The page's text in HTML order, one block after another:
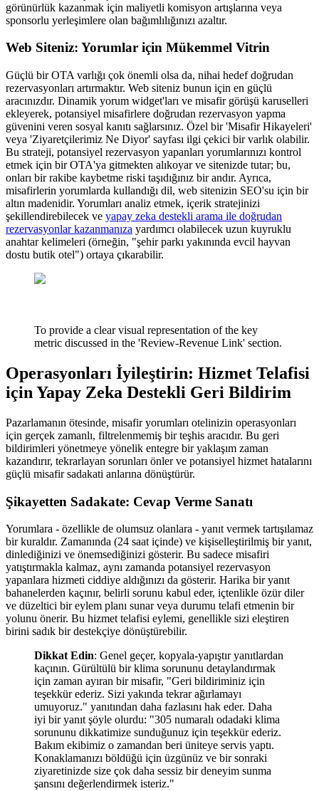
görünürlük kazanmak için maliyetli komisyon artışlarına veya
sponsorlu yerleşimlere olan bağımlılığınızı azaltır.
Web Siteniz: Yorumlar için Mükemmel Vitrin
Güçlü bir OTA varlığı çok önemli olsa da, nihai hedef doğrudan
rezervasyonları artırmaktır. Web siteniz bunun için en güçlü
aracınızdır. Dinamik yorum widget'ları ve misafir görüşü karuselleri
ekleyerek, potansiyel misafirlere doğrudan rezervasyon yapma
güvenini veren sosyal kanıtı sağlarsınız. Özel bir 'Misafir Hikayeleri'
veya 'Ziyaretçilerimiz Ne Diyor' sayfası ilgi çekici bir varlık olabilir.
Bu strateji, potansiyel rezervasyon yapanları yorumlarınızı kontrol
etmek için bir OTA'ya gitmekten alıkoyar ve sitenizde tutar; bu,
onları bir rakibe kaybetme riski taşıdığınız bir andır. Ayrıca,
misafirlerin yorumlarda kullandığı dil, web sitenizin SEO'su için bir
altın madenidir. Yorumları analiz etmek, içerik stratejinizi
şekillendirebilecek ve yapay zeka destekli arama ile doğrudan
rezervasyonlar kazanmanıza yardımcı olabilecek uzun kuyruklu
anahtar kelimeleri (örneğin, "şehir parkı yakınında evcil hayvan
dostu butik otel") ortaya çıkarabilir.
To provide a clear visual representation of the key
metric discussed in the 'Review-Revenue Link' section.
Operasyonları İyileştirin: Hizmet Telafisi
için Yapay Zeka Destekli Geri Bildirim
Pazarlamanın ötesinde, misafir yorumları otelinizin operasyonları
için gerçek zamanlı, filtrelenmemiş bir teşhis aracıdır. Bu geri
bildirimleri yönetmeye yönelik entegre bir yaklaşım zaman
kazandırır, tekrarlayan sorunları önler ve potansiyel hizmet hatalarını
güçlü misafir sadakati anlarına dönüştürür.
Şikayetten Sadakate: Cevap Verme Sanatı
Yorumlara - özellikle de olumsuz olanlara - yanıt vermek tartışılamaz
bir kuraldır. Zamanında (24 saat içinde) ve kişiselleştirilmiş bir yanıt,
dinlediğinizi ve önemsediğinizi gösterir. Bu sadece misafiri
yatıştırmakla kalmaz, aynı zamanda potansiyel rezervasyon
yapanlara hizmeti ciddiye aldığınızı da gösterir. Harika bir yanıt
bahanelerden kaçınır, belirli sorunu kabul eder, içtenlikle özür diler
ve düzeltici bir eylem planı sunar veya durumu telafi etmenin bir
yolunu önerir. Bu hizmet telafisi eylemi, genellikle sizi eleştiren
birini sadık bir destekçiye dönüştürebilir.
Dikkat Edin: Genel geçer, kopyala-yapıştır yanıtlardan
kaçının. Gürültülü bir klima sorununu detaylandırmak
için zaman ayıran bir misafir, "Geri bildiriminiz için
teşekkür ederiz. Sizi yakında tekrar ağırlamayı
umuyoruz." yanıtından daha fazlasını hak eder. Daha
iyi bir yanıt şöyle olurdu: "305 numaralı odadaki klima
sorununu dikkatimize sunduğunuz için teşekkür ederiz.
Bakım ekibimiz o zamandan beri üniteye servis yaptı.
Konaklamanızı böldüğü için üzgünüz ve bir sonraki
ziyaretinizde size çok daha sessiz bir deneyim sunma
şansını değerlendirmek isteriz."